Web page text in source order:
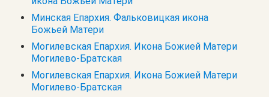
Минская Епархия. Фальковицкая икона
Божьей Матери
Могилевская Епархия. Икона Божией Матери
Могилево-Братская
Могилевская Епархия. Икона Божией Матери
Могилево-Братская